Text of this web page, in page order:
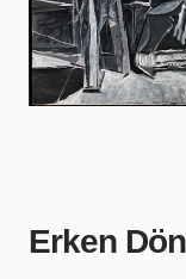
Erken